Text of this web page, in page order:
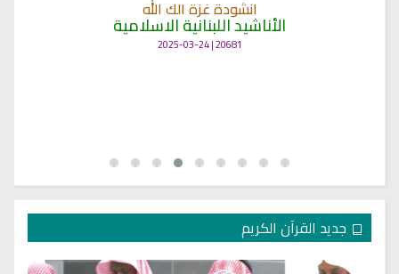
انشودة غزة الك الله
الأناشيد اللبنانية الاسلامية
20681 | 2025-03-24
جديد القرآن الكريم